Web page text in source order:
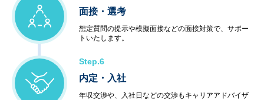
面接・選考
想定質問の提示や模擬面接などの面接対策で、サポー
トいたします。
Step.6
内定・入社
年収交渉や、入社日などの交渉もキャリアアドバイザ